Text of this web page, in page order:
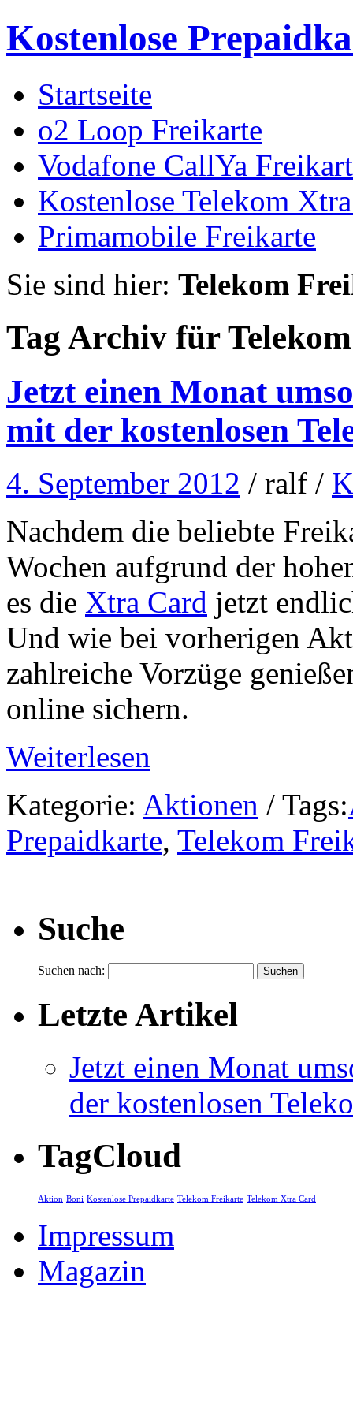
Kostenlose
Startseite
o2 Loop Freikarte
Vodafone CallYa
Kostenlose Telekom
Primamobile Freikarte
Sie sind hier: Telekom
Tag Archiv für
Jetzt einen Monat
mit der kostenlosen
4. September 2012 / ralf /
Nachdem die beliebte
Wochen aufgrund der
es die Xtra Card jetzt
Und wie bei vorherigen
zahlreiche Vorzüge
online sichern.
Weiterlesen
Kategorie: Aktionen / Tags:
Prepaidkarte, Telekom
Suche
Suchen nach:
Letzte Artikel
Jetzt einen Monat
der kostenlosen
TagCloud
Aktion Boni Kostenlose Prepaidkarte Telekom Freikarte Telekom Xtra Card
Impressum
Magazin